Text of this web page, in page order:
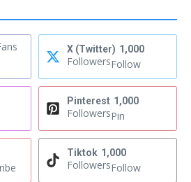
X (Twitter) 1,000
FollowersFollow
Pinterest 1,000
FollowersPin
Tiktok 1,000
FollowersFollow